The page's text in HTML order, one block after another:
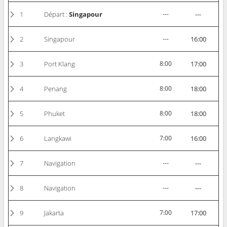
1 Départ :Singapour --- ---
2 Singapour --- 16:00
3 Port Klang 8:00 17:00
4 Penang 8:00 18:00
5 Phuket 8:00 18:00
6 Langkawi 7:00 16:00
7 Navigation --- ---
8 Navigation --- ---
9 Jakarta 7:00 17:00